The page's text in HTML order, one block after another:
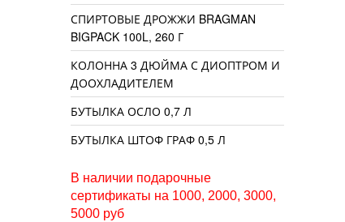
СПИРТОВЫЕ ДРОЖЖИ BRAGMAN
BIGPACK 100L, 260 Г
КОЛОННА 3 ДЮЙМА С ДИОПТРОМ И
ДООХЛАДИТЕЛЕМ
БУТЫЛКА ОСЛО 0,7 Л
БУТЫЛКА ШТОФ ГРАФ 0,5 Л
В наличии подарочные
сертификаты на 1000, 2000, 3000,
5000 руб